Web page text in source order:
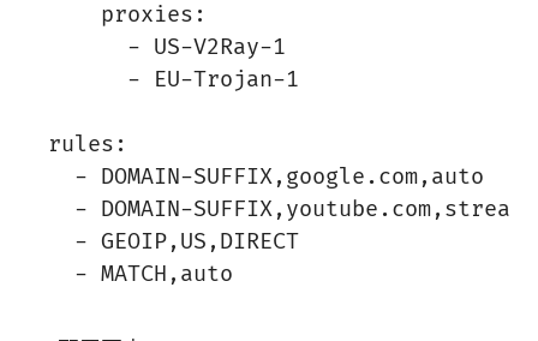
    proxies:
      - US-V2Ray-1
      - EU-Trojan-1
rules:
  - DOMAIN-SUFFIX,google.com,auto
- DOMAIN-
  - GEOIP,US,DIRECT